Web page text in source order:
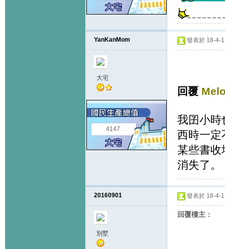
YanKanMom
大宅
4147
發表於 18-4-
回覆
我囝小時
西時一定
某些書收
消失了 。
20160901
別墅
發表於 18-4-
回覆樓主：